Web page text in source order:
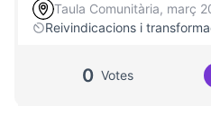
Taula Comunitària, març
Reivindicacions i
0 Votes